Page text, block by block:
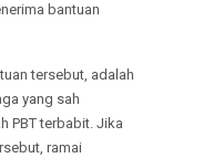
bantuan
tersebut, adalah
yang sah
PBT terbabit. Jika
ramai